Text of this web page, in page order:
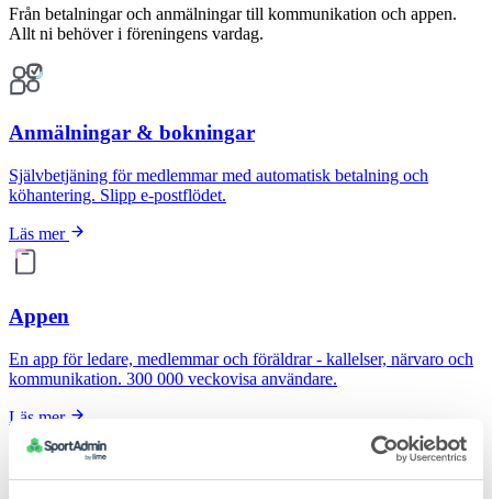
Från betalningar och anmälningar till kommunikation och appen.
Allt ni behöver i föreningens vardag.
Anmälningar & bokningar
Självbetjäning för medlemmar med automatisk betalning och
köhantering. Slipp e-postflödet.
Läs mer
Appen
En app för ledare, medlemmar och föräldrar - kallelser, närvaro och
kommunikation. 300 000 veckovisa användare.
Läs mer